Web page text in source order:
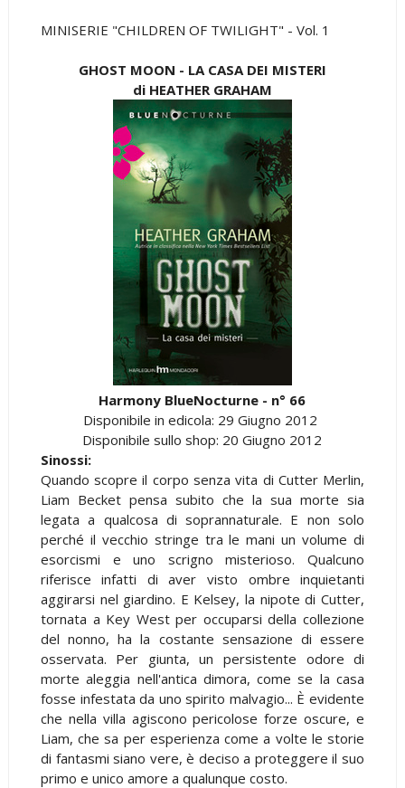
MINISERIE "CHILDREN OF TWILIGHT" - Vol. 1
GHOST MOON - LA CASA DEI MISTERI
di HEATHER GRAHAM
Harmony BlueNocturne - n° 66
Disponibile in edicola: 29 Giugno 2012
Disponibile sullo shop: 20 Giugno 2012
Sinossi:
Quando scopre il corpo senza vita di Cutter Merlin,
Liam Becket pensa subito che la sua morte sia
legata a qualcosa di soprannaturale. E non solo
perché il vecchio stringe tra le mani un volume di
esorcismi e uno scrigno misterioso. Qualcuno
riferisce infatti di aver visto ombre inquietanti
aggirarsi nel giardino. E Kelsey, la nipote di Cutter,
tornata a Key West per occuparsi della collezione
del nonno, ha la costante sensazione di essere
osservata. Per giunta, un persistente odore di
morte aleggia nell'antica dimora, come se la casa
fosse infestata da uno spirito malvagio... È evidente
che nella villa agiscono pericolose forze oscure, e
Liam, che sa per esperienza come a volte le storie
di fantasmi siano vere, è deciso a proteggere il suo
primo e unico amore a qualunque costo.